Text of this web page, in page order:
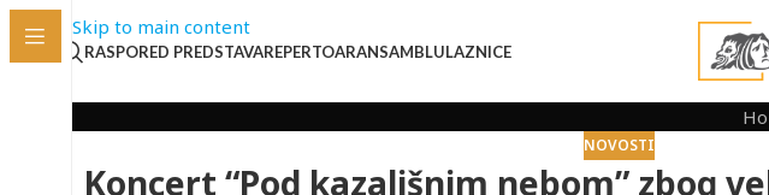
Skip to main content
RASPORED PREDSTAVAREPERTOARANSAMBLULAZNICE
NOVOSTI
Koncert “Pod kazališnim nebom” zbog